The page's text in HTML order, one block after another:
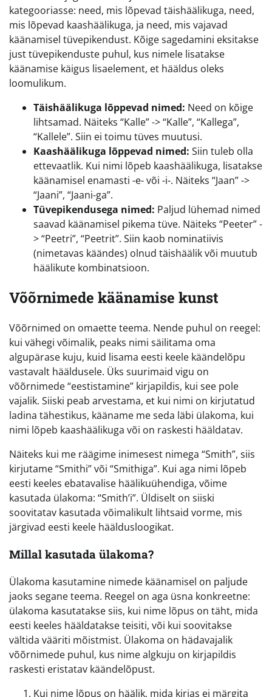
kategooriasse: need, mis lõpevad täishäälikuga, need,
mis lõpevad kaashäälikuga, ja need, mis vajavad
käänamisel tüvepikendust. Kõige sagedamini eksitakse
just tüvepikenduste puhul, kus nimele lisatakse
käänamise käigus lisaelement, et hääldus oleks
loomulikum.
Täishäälikuga lõppevad nimed: Need on kõige
lihtsamad. Näiteks “Kalle” -> “Kalle”, “Kallega”,
“Kallele”. Siin ei toimu tüves muutusi.
Kaashäälikuga lõppevad nimed: Siin tuleb olla
ettevaatlik. Kui nimi lõpeb kaashäälikuga, lisatakse
käänamisel enamasti -e- või -i-. Näiteks “Jaan” ->
“Jaani”, “Jaani-ga”.
Tüvepikendusega nimed: Paljud lühemad nimed
saavad käänamisel pikema tüve. Näiteks “Peeter” -
> “Peetri”, “Peetrit”. Siin kaob nominatiivis
(nimetavas käändes) olnud täishäälik või muutub
häälikute kombinatsioon.
Võõrnimede käänamise kunst
Võõrnimed on omaette teema. Nende puhul on reegel:
kui vähegi võimalik, peaks nimi säilitama oma
algupärase kuju, kuid lisama eesti keele käändelõpu
vastavalt hääldusele. Üks suurimaid vigu on
võõrnimede “eestistamine” kirjapildis, kui see pole
vajalik. Siiski peab arvestama, et kui nimi on kirjutatud
ladina tähestikus, kääname me seda läbi ülakoma, kui
nimi lõpeb kaashäälikuga või on raskesti hääldatav.
Näiteks kui me räägime inimesest nimega “Smith”, siis
kirjutame “Smithi” või “Smithiga”. Kui aga nimi lõpeb
eesti keeles ebatavalise häälikuühendiga, võime
kasutada ülakoma: “Smith’i”. Üldiselt on siiski
soovitatav kasutada võimalikult lihtsaid vorme, mis
järgivad eesti keele hääldusloogikat.
Millal kasutada ülakoma?
Ülakoma kasutamine nimede käänamisel on paljude
jaoks segane teema. Reegel on aga üsna konkreetne:
ülakoma kasutatakse siis, kui nime lõpus on täht, mida
eesti keeles hääldatakse teisiti, või kui soovitakse
vältida vääriti mõistmist. Ülakoma on hädavajalik
võõrnimede puhul, kus nime algkuju on kirjapildis
raskesti eristatav käändelõpust.
Kui nime lõpus on häälik, mida kirjas ei märgita